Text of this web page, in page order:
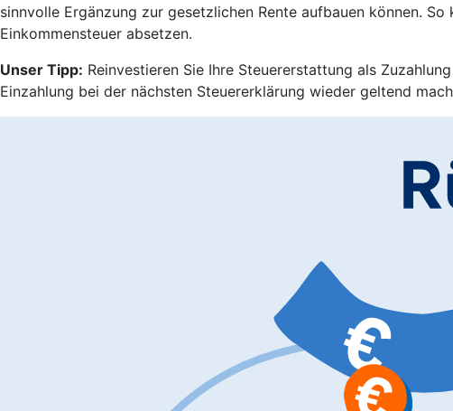
sinnvolle Ergänzung zur gesetzlichen Rente aufbauen können.
Einkommensteuer absetzen.
Unser Tipp: Reinvestieren Sie Ihre Steuererstattung als
Einzahlung bei der nächsten Steuererklärung wieder geltend